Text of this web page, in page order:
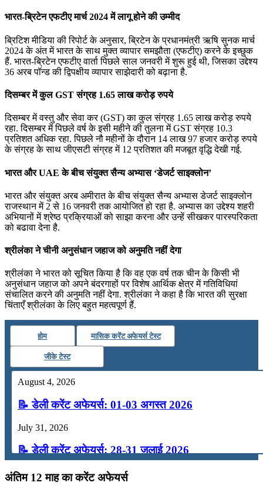
भारत-ब्रिटेन एफटीए मार्च 2024 में लागू होने की उम्मीद
ब्रिटिश मीडिया की रिपोर्ट के अनुसार, ब्रिटेन के प्रधानमंत्री ऋषि सुनक मार्च
2024 के अंत में भारत के साथ मुक्त व्यापार समझौता (एफटीए) करने के इच्छुक
हैं. भारत-ब्रिटेन एफटीए वार्ता पिछले साल जनवरी में शुरू हुई थी, जिसका उद्देश्य
36 अरब पॉन्ड की द्विपक्षीय व्यापार साझेदारी को बढ़ाना है.
दिसम्‍बर में कुल GST संग्रह 1.65 लाख करोड़ रुपये
दिसम्‍बर में वस्‍तु और सेवा कर (GST) का कुल संग्रह 1.65 लाख करोड़ रुपये
रहा. दिसम्‍बर में पिछले वर्ष के इसी महीने की तुलना में GST संग्रह 10.3
प्रतिशत अधिक रहा. पिछले नौ महीनों के दौरान 14 लाख 97 हजार करोड़ रुपये
के संग्रह के साथ जीएसटी संग्रह में 12 प्रतिशत की मजबूत वृद्धि देखी गई.
भारत और UAE के बीच संयुक्‍त सैन्‍य अभ्‍यास ‘डेजर्ट साइक्‍लोन’
भारत और संयुक्‍त अरब अमीरात के बीच संयुक्‍त सैन्‍य अभ्‍यास डेजर्ट साइक्‍लोन
राजस्‍थान में 2 से 16 जनवरी तक आयोजित हो रहा है. अभ्‍यास का उद्देश्‍य शहरी
अभियानों में श्रेष्‍ठ प्रक्रियाओं को साझा करना और उन्‍हें सीखकर पारस्परिकता
को बढावा देना है.
श्रीलंका ने चीनी अनुसंधान जहाज को अनुमति नहीं देगा
श्रीलंका ने भारत को सूचित किया है कि वह एक वर्ष तक चीन के किसी भी
अनुसंधान जहाज को अपने बंदरगाहों पर विशेष आर्थिक क्षेत्र में गतिविधियां
संचालित करने की अनुमति नहीं देगा. श्रीलंका ने कहा है कि भारत की सुरक्षा
चिंताएँ श्रीलंका के लिए बहुत महत्वपूर्ण हैं.
होम मासिक करेंट अफेयर्स टेस्ट
जीके टेस्ट
August 4, 2026
📝 डेली करेंट अफेयर्स: 01-03 अगस्त 2026
July 31, 2026
📝 डेली करेंट अफेयर्स: 28-31 जुलाई 2026
July 28, 2026
अंतिम 12 माह का करेंट अफेयर्स